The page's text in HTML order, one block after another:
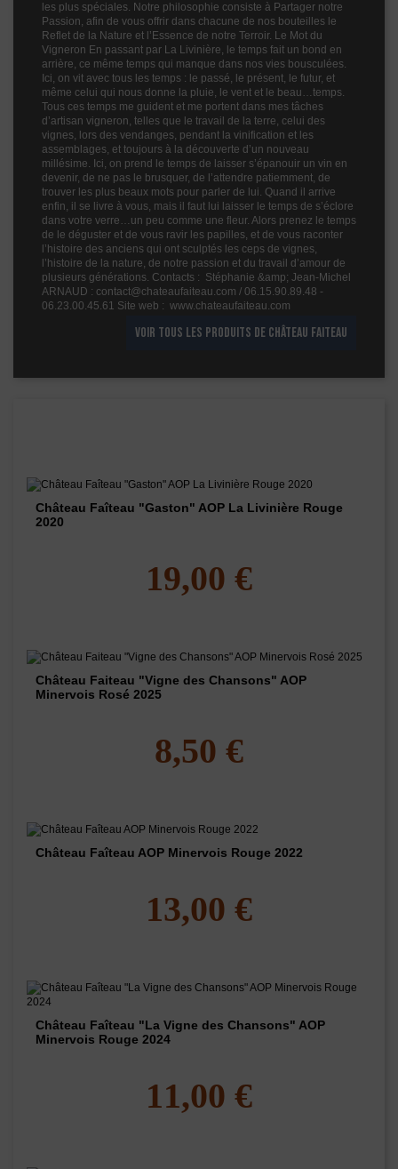
les plus spéciales. Notre philosophie consiste à Partager notre
Passion, afin de vous offrir dans chacune de nos bouteilles le
Reflet de la Nature et l’Essence de notre Terroir. Le Mot du
Vigneron En passant par La Livinière, le temps fait un bond en
arrière, ce même temps qui manque dans nos vies bousculées.
Ici, on vit avec tous les temps : le passé, le présent, le futur, et
même celui qui nous donne la pluie, le vent et le beau…temps.
Tous ces temps me guident et me portent dans mes tâches
d’artisan vigneron, telles que le travail de la terre, celui des
vignes, lors des vendanges, pendant la vinification et les
assemblages, et toujours à la découverte d’un nouveau
millésime. Ici, on prend le temps de laisser s’épanouir un vin en
devenir, de ne pas le brusquer, de l’attendre patiemment, de
trouver les plus beaux mots pour parler de lui. Quand il arrive
enfin, il se livre à vous, mais il faut lui laisser le temps de s’éclore
dans votre verre…un peu comme une fleur. Alors prenez le temps
de le déguster et de vous ravir les papilles, et de vous raconter
l’histoire des anciens qui ont sculptés les ceps de vignes,
l’histoire de la nature, de notre passion et du travail d’amour de
plusieurs générations. Contacts : Stéphanie &amp; Jean-Michel
ARNAUD : contact@chateaufaiteau.com / 06.15.90.89.48 -
06.23.00.45.61 Site web : www.chateaufaiteau.com
VOIR TOUS LES PRODUITS DE CHÂTEAU FAITEAU
Château Faîteau "Gaston" AOP La Livinière Rouge
2020
19,00 €
Château Faiteau "Vigne des Chansons" AOP
Minervois Rosé 2025
8,50 €
Château Faîteau AOP Minervois Rouge 2022
13,00 €
Château Faîteau "La Vigne des Chansons" AOP
Minervois Rouge 2024
11,00 €